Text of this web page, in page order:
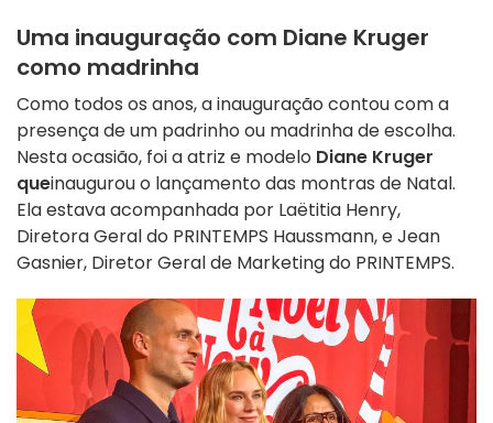
Uma inauguração com Diane Kruger
como madrinha
Como todos os anos, a inauguração contou com a
presença de um padrinho ou madrinha de escolha.
Nesta ocasião, foi a atriz e modelo Diane Kruger
queinaugurou o lançamento das montras de Natal.
Ela estava acompanhada por Laëtitia Henry,
Diretora Geral do PRINTEMPS Haussmann, e Jean
Gasnier, Diretor Geral de Marketing do PRINTEMPS.